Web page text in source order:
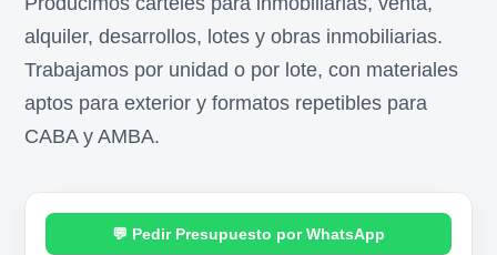
alquiler, desarrollos, lotes y obras inmobiliarias.
Trabajamos por unidad o por lote, con materiales
aptos para exterior y formatos repetibles para
CABA y AMBA.
Pedir Presupuesto por WhatsApp